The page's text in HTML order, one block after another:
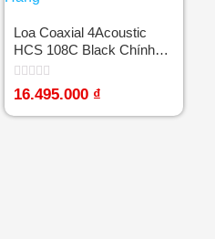
Loa Coaxial 4Acoustic
HCS 108C Black Chính
Hãng
Được
xếp
hạng
16.495.000 ₫